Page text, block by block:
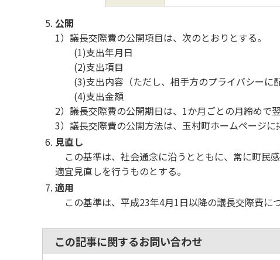
公開
1）議長交際費の公開項目は、次のとおりとする。
(1)支出年月日
(2)支出項目
(3)支出内容（ただし、相手方のプライバシーに
(4)支出金額
2）議長交際費の公開期日は、1か月ごとの月締めで翌
3）議長交際費の公開方法は、玉村町ホームページに
見直し
この基準は、社会通念に沿うとともに、常に町民
適宜見直しを行うものとする。
適用
この基準は、平成23年4月1日以降の議長交際費に
この記事に関するお問い合わせ